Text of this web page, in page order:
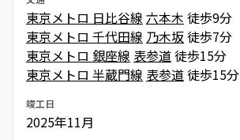
東京メトロ 日比谷線 六本木 徒歩9分
東京メトロ 千代田線 乃木坂徒歩7分
東京メトロ 銀座線 表参道徒歩15分
東京メトロ 半蔵門線 表参道徒歩15分
竣工日
2025年11月